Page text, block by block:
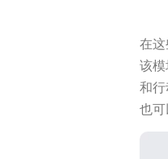
在这
该
和行
也可